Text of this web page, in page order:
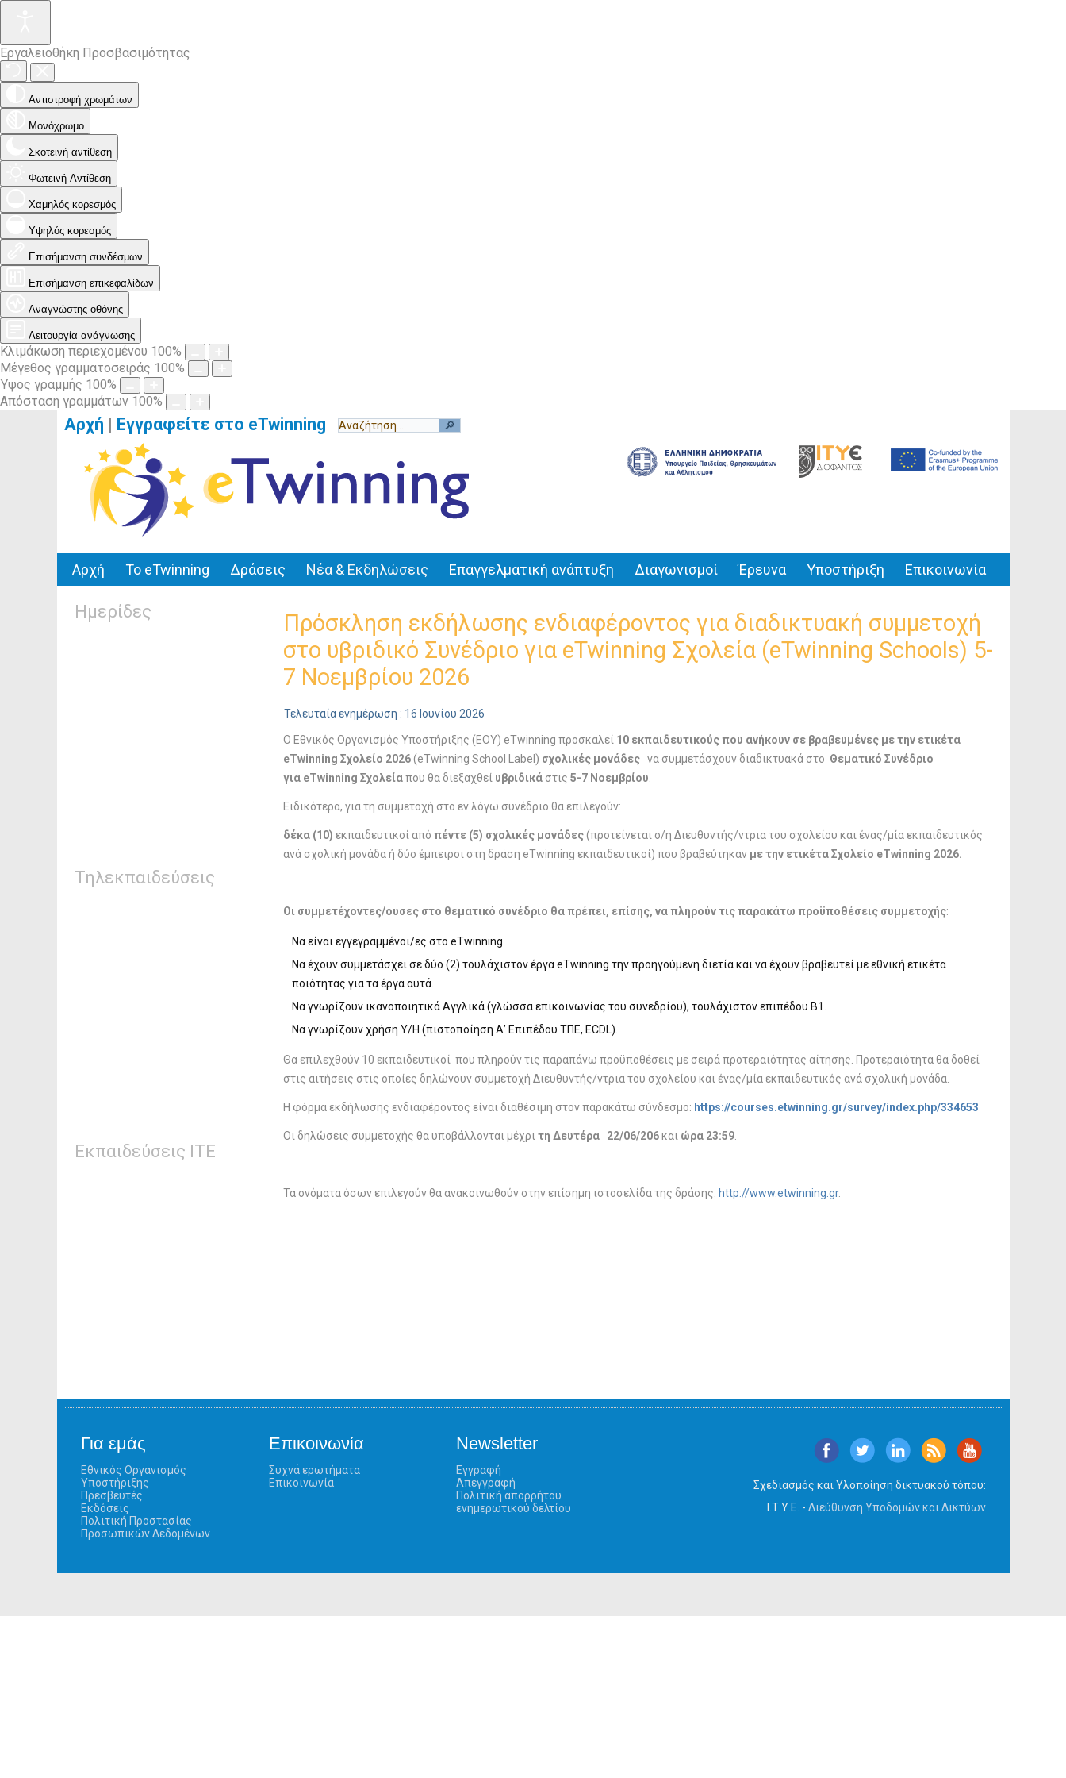
Εργαλειοθήκη Προσβασιμότητας
Αντιστροφή χρωμάτων
Μονόχρωμο
Σκοτεινή αντίθεση
Φωτεινή Αντίθεση
Χαμηλός κορεσμός
Υψηλός κορεσμός
Επισήμανση συνδέσμων
Επισήμανση επικεφαλίδων
Αναγνώστης οθόνης
Λειτουργία ανάγνωσης
Κλιμάκωση περιεχομένου 100%
Μέγεθος γραμματοσειράς 100%
Ύψος γραμμής 100%
Απόσταση γραμμάτων 100%
Αρχή | Εγγραφείτε στο eTwinning
Αρχή Το eTwinning Δράσεις Νέα & Εκδηλώσεις Επαγγελματική ανάπτυξη Διαγωνισμοί Έρευνα Υποστήριξη Επικοινωνία
Ημερίδες
Τηλεκπαιδεύσεις
Εκπαιδεύσεις ΙΤΕ
Πρόσκληση εκδήλωσης ενδιαφέροντος για διαδικτυακή συμμετοχή
στο υβριδικό Συνέδριο για eTwinning Σχολεία (eTwinning Schools) 5-
7 Νοεμβρίου 2026
Τελευταία ενημέρωση : 16 Ιουνίου 2026
Ο Εθνικός Οργανισμός Υποστήριξης (ΕΟΥ) eTwinning προσκαλεί 10 εκπαιδευτικούς που ανήκουν σε βραβευμένες με την ετικέτα
eTwinning Σχολείο 2026(eTwinning School Label) σχολικές μονάδες να συμμετάσχουν διαδικτυακά στο Θεματικό Συνέδριο
γιαeTwinning Σχολείαπου θα διεξαχθεί υβριδικά στις 5-7 Νοεμβρίου
Ειδικότερα, για τη συμμετοχή στο εν λόγω συνέδριο θα επιλεγούν:
δέκα (10) εκπαιδευτικοί από πέντε (5) σχολικές μονάδες(προτείνεται ο/η Διευθυντής/ντρια του σχολείου και ένας/μία εκπαιδευτικός
ανά σχολική μονάδα ή δύο έμπειροι στη δράση eTwinning εκπαιδευτικοί) που βραβεύτηκαν με την ετικέτα Σχολείο eTwinning 2026.
Οι συμμετέχοντες/ουσες στο θεματικό συνέδριο θα πρέπει, επίσης, να πληρούν τις παρακάτω προϋποθέσεις συμμετοχής:
Να είναι εγγεγραμμένοι/ες στο eTwinning.
Να έχουν συμμετάσχει σε δύο (2) τουλάχιστον έργα eTwinning την προηγούμενη διετία και να έχουν βραβευτεί με εθνική ετικέτα
ποιότητας για τα έργα αυτά.
Να γνωρίζουν ικανοποιητικά Αγγλικά (γλώσσα επικοινωνίας του συνεδρίου), τουλάχιστον επιπέδου Β1.
Να γνωρίζουν χρήση Υ/Η (πιστοποίηση Α’ Επιπέδου ΤΠΕ, ECDL).
Θα επιλεχθούν 10 εκπαιδευτικοί που πληρούν τις παραπάνω προϋποθέσεις με σειρά προτεραιότητας αίτησης. Προτεραιότητα θα δοθεί
στις αιτήσεις στις οποίες δηλώνουν συμμετοχή Διευθυντής/ντρια του σχολείου και ένας/μία εκπαιδευτικός ανά σχολική μονάδα.
Η φόρμα εκδήλωσης ενδιαφέροντος είναι διαθέσιμη στον παρακάτω σύνδεσμο: https://courses.etwinning.gr/survey/index.php/334653
Οι δηλώσεις συμμετοχής θα υποβάλλονται μέχρι τη Δευτέρα 22/06/206και ώρα 23:59.
Τα ονόματα όσων επιλεγούν θα ανακοινωθούν στην επίσημη ιστοσελίδα της δράσης: http://www.etwinning.gr.
Για εμάς
Εθνικός Οργανισμός
Υποστήριξης
Πρεσβευτές
Εκδόσεις
Πολιτική Προστασίας
Προσωπικών Δεδομένων
Επικοινωνία
Συχνά ερωτήματα
Επικοινωνία
Newsletter
Εγγραφή
Απεγγραφή
Πολιτική απορρήτου
ενημερωτικού δελτίου
Σχεδιασμός και Υλοποίηση δικτυακού τόπου:
Ι.Τ.Υ.Ε. - Διεύθυνση Υποδομών και Δικτύων